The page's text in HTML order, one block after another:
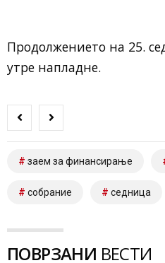
Продолжението на 25.
утре напладне.
заем за финансирање
собрание седница
ПОВРЗАНИ ВЕСТИ